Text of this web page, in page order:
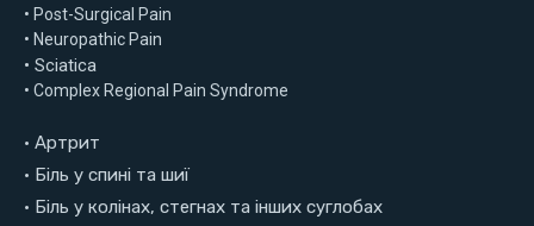
• Post-Surgical Pain
• Neuropathic Pain
• Sciatica
• Complex Regional Pain Syndrome
• Артрит
• Біль у спині та шиї
• Біль у колінах, стегнах та інших суглобах